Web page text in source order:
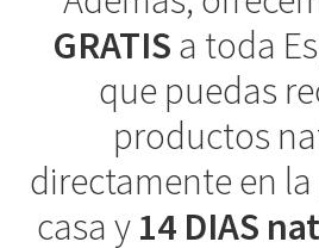
GRATIS a toda
que puedas
productos
directamente en
casa y 14 DIAS